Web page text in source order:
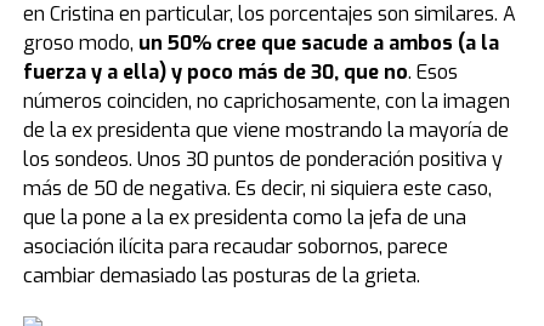
en Cristina en particular, los porcentajes son similares. A
groso modo, un 50% cree que sacude a ambos (a la
fuerza y a ella) y poco más de 30, que no. Esos
números coinciden, no caprichosamente, con la imagen
de la ex presidenta que viene mostrando la mayoría de
los sondeos. Unos 30 puntos de ponderación positiva y
más de 50 de negativa. Es decir, ni siquiera este caso,
que la pone a la ex presidenta como la jefa de una
asociación ilícita para recaudar sobornos, parece
cambiar demasiado las posturas de la grieta.